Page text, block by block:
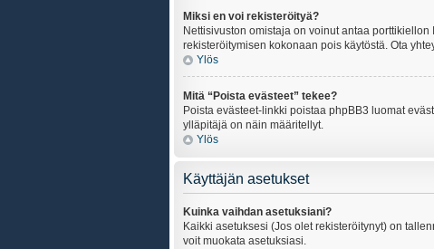
Miksi en voi rekisteröityä?
Nettisivuston omistaja on voinut antaa
rekisteröitymisen kokonaan pois käytöstä. Ota
Ylös
Mitä “Poista evästeet” tekee?
Poista evästeet-linkki poistaa phpBB3 luomat
ylläpitäjä on näin määritellyt.
Ylös
Käyttäjän asetukset
Kuinka vaihdan asetuksiani?
Kaikki asetuksesi (Jos olet rekisteröitynyt) on
voit muokata asetuksiasi.